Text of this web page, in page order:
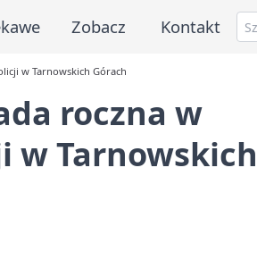
Zobacz Kontakt
w Tarnowskich Górach
roczna w
w Tarnowskich